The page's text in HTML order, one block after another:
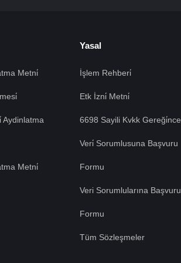
Metni̇
Aydinlatma
Metni̇
Yasal
İşlem Rehberi̇
Etk İzni̇ Metni̇
6698 Sayili Kvkk Gereği̇nce
Veri̇ Sorumlusuna Başvuru
Formu
Veri Sorumlularına Başvuru
Formu
Tüm Sözleşmeler